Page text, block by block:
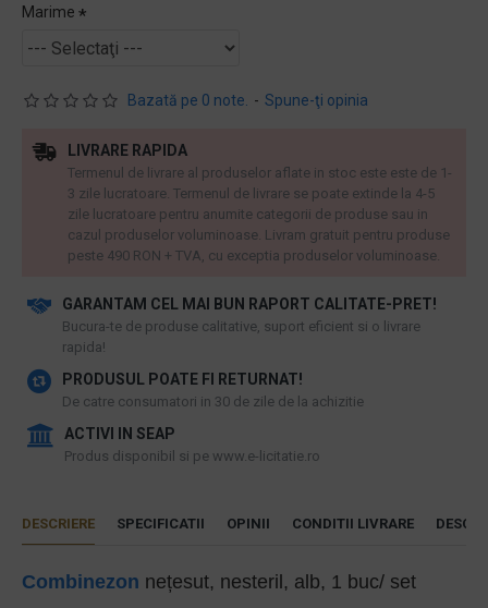
Bazată pe 0 note. - Spune-ţi opinia
Marime
GARANTAM CEL MAI BUN RAPORT CALITATE-PRET!
​Bucura-te de produse calitative, suport eficient si o livrare
rapida!
PRODUSUL POATE FI RETURNAT!
De catre consumatori in 30 de zile de la achizitie
ACTIVI IN SEAP
Produs disponibil si pe www.e-licitatie.ro
LIVRARE RAPIDA
Termenul de livrare al produselor aflate in stoc este este de 1-
3 zile lucratoare. Termenul de livrare se poate extinde la 4-5
zile lucratoare pentru anumite categorii de produse sau in
cazul produselor voluminoase. Livram gratuit pentru produse
peste 490 RON + TVA, cu exceptia produselor voluminoase.
DESCRIERE SPECIFICATII OPINII CONDITII LIVRARE
Combinezon nețesut, nesteril, alb, 1 buc/ set